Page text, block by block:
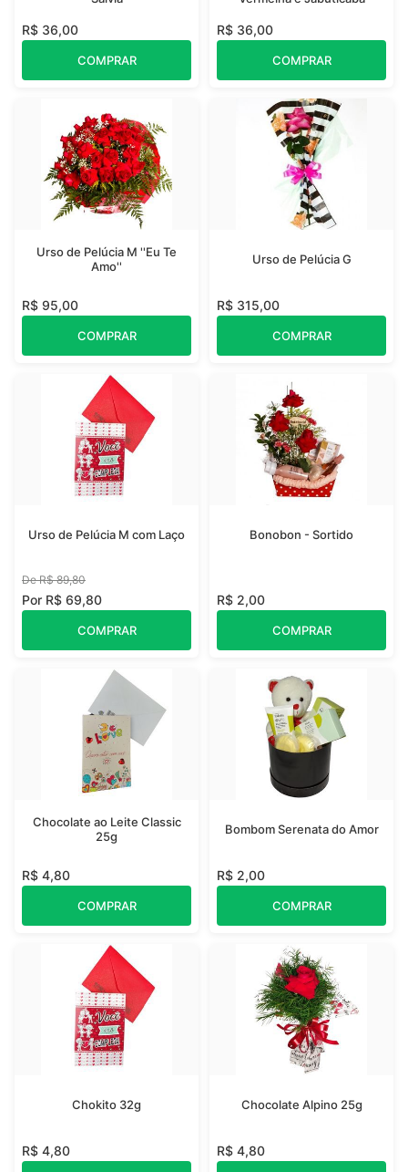
R$ 36,00
COMPRAR
R$ 36,00
COMPRAR
Urso de Pelúcia M ''Eu Te
Amo''
R$ 95,00
COMPRAR
Urso de Pelúcia G
R$ 315,00
COMPRAR
Urso de Pelúcia M com Laço
De R$ 89,80
Por R$ 69,80
COMPRAR
Bonobon - Sortido
R$ 2,00
COMPRAR
Chocolate ao Leite Classic
25g
R$ 4,80
COMPRAR
Bombom Serenata do Amor
R$ 2,00
COMPRAR
Chokito 32g
R$ 4,80
Chocolate Alpino 25g
R$ 4,80